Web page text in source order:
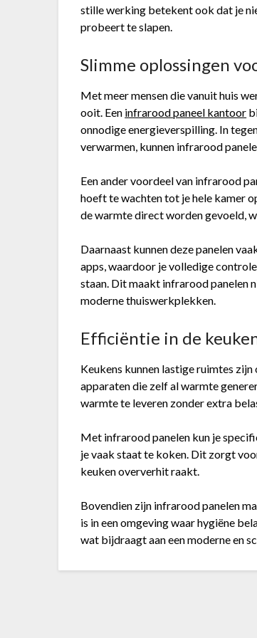
stille werking betekent ook dat je
probeert te slapen.
Slimme oplossingen
Met meer mensen die vanuit huis
ooit. Een infrarood paneel kantoor
onnodige energieverspilling. In
verwarmen, kunnen infrarood
Een ander voordeel van infrarood
hoeft te wachten tot je hele kamer
de warmte direct worden gevoeld,
Daarnaast kunnen deze panelen
apps, waardoor je volledige
staan. Dit maakt infrarood panelen
moderne thuiswerkplekken.
Efficiëntie in de
Keukens kunnen lastige ruimtes
apparaten die zelf al warmte
warmte te leveren zonder extra
Met infrarood panelen kun je
je vaak staat te koken. Dit zorgt
keuken oververhit raakt.
Bovendien zijn infrarood panelen
is in een omgeving waar hygiëne
wat bijdraagt aan een moderne en